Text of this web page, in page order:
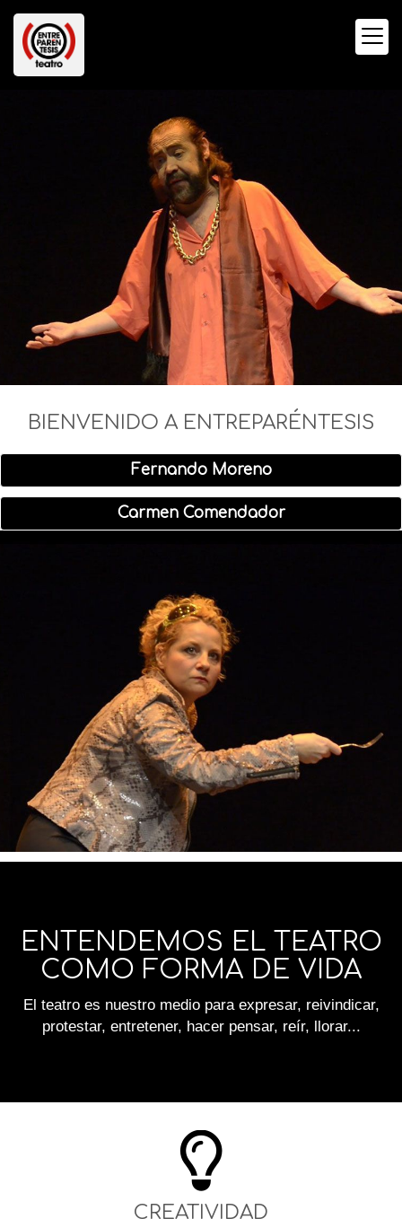
Compañía teatral
BIENVENIDO A ENTREPARÉNTESIS
Fernando Moreno
Carmen Comendador
ENTENDEMOS EL TEATRO
COMO FORMA DE VIDA
El teatro es nuestro medio para expresar, reivindicar,
protestar, entretener, hacer pensar, reír, llorar...
CREATIVIDAD